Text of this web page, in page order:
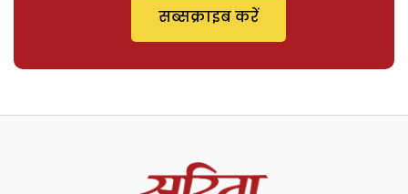
सब्सक्राइब करें